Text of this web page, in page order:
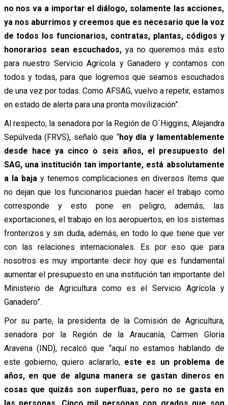
no nos va a importar el diálogo, solamente las acciones,
ya nos aburrimos y creemos que es necesario que la voz
de todos los funcionarios, contratas, plantas, códigos y
honorarios sean escuchados,ya no queremos más esto
para nuestro Servicio Agrícola y Ganadero y contamos con
todos y todas, para que logremos que seamos escuchados
de una vez por todas. Como AFSAG, vuelvo a repetir, estamos
en estado de alerta para una pronta movilización”.
Al respecto, la senadora por la Región de O´Higgins, Alejandra
Sepúlveda (FRVS), señaló que “hoy día y lamentablemente
desde hace ya cinco o seis años, el presupuesto del
SAG, una institución tan importante, está absolutamente
a la baja y tenemos complicaciones en diversos ítems que
no dejan que los funcionarios puedan hacer el trabajo como
corresponde y esto pone en peligro, además, las
exportaciones, el trabajo en los aeropuertos, en los sistemas
fronterizos y sin duda, además, en todo lo que tiene que ver
con las relaciones internacionales. Es por eso que para
nosotros es muy importante decir hoy que es fundamental
aumentar el presupuesto en una institución tan importante del
Ministerio de Agricultura como es el Servicio Agrícola y
Ganadero”.
Por su parte, la presidenta de la Comisión de Agricultura,
senadora por la Región de la Araucanía, Carmen Gloria
Aravena (IND), recalcó que “aquí no estamos hablando de
este gobierno, quiero aclararlo, este es un problema de
años, en que de alguna manera se gastan dineros en
cosas que quizás son superfluas, pero no se gasta en
las personas. Cinco mil personas con grados que son